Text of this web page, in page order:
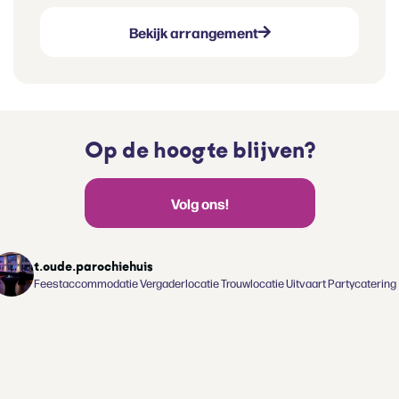
Bekijk arrangement
Op de hoogte blijven?
Volg ons!
t.oude.parochiehuis
FeestaccommodatieVergaderlocatieTrouwlocatieUitvaartPartycatering